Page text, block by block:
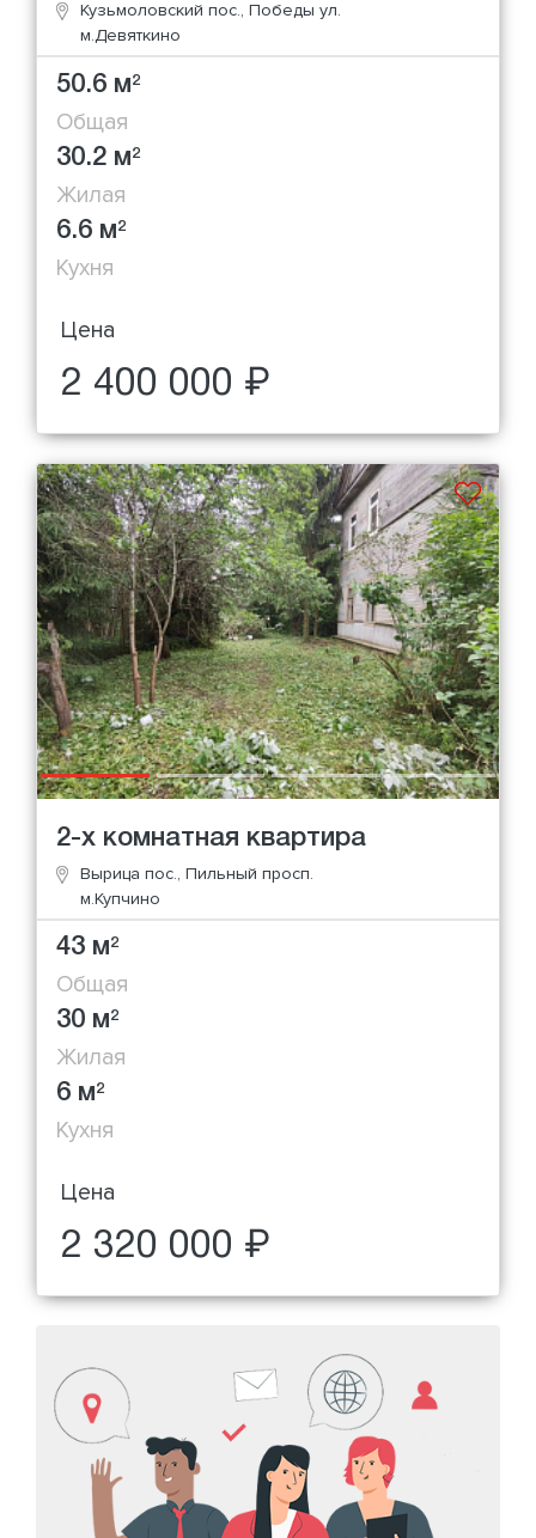
Кузьмоловский пос., Победы ул.
м.Девяткино
50.6 м2
Общая
30.2 м2
Жилая
6.6 м2
Кухня
Цена
2 400 000 ₽
2-х комнатная квартира
Вырица пос., Пильный просп.
м.Купчино
43 м2
Общая
30 м2
Жилая
6 м2
Кухня
Цена
2 320 000 ₽